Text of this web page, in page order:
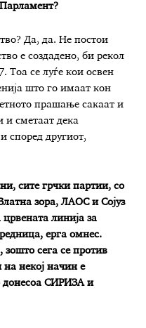
Да, да. Не постои
е создадено, би рекол
Тоа се луѓе кои освен
што го имаат кон
прашање сакаат и
и сметаат дека
според другиот,
сите грчки партии, со
зора, ЛАОС и Сојуз
линија за
ерга омнес.
зошто сега се против
некој начин е
донесоа СИРИЗА и